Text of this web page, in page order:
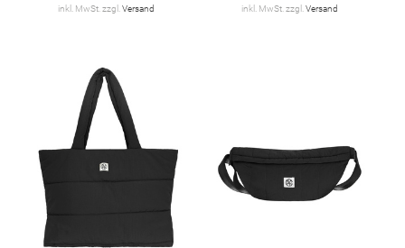
inkl. MwSt. zzgl. Versand inkl. MwSt. zzgl. Versand